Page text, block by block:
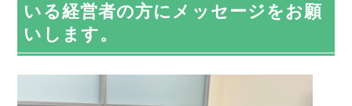
いる経営者の方にメッセージをお願
いします。